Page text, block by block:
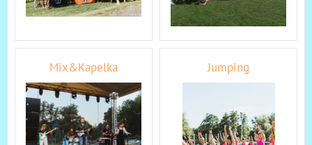
Mix&Kapelka Jumping